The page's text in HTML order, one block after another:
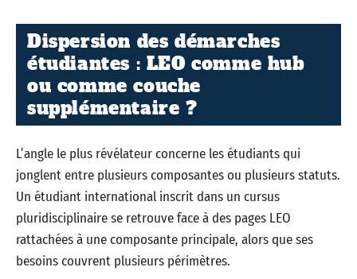
Dispersion des démarches
étudiantes : LEO comme hub
ou comme couche
supplémentaire ?
L’angle le plus révélateur concerne les étudiants qui
jonglent entre plusieurs composantes ou plusieurs statuts.
Un étudiant international inscrit dans un cursus
pluridisciplinaire se retrouve face à des pages LEO
rattachées à une composante principale, alors que ses
besoins couvrent plusieurs périmètres.